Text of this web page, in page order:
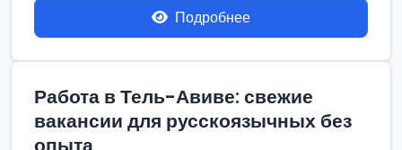
Подробнее
Работа в Тель-Авиве: свежие
вакансии для русскоязычных без